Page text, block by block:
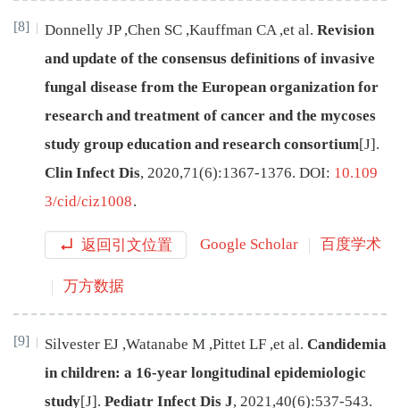
[8] Donnelly JP ,Chen SC ,Kauffman CA ,et al. Revision
and update of the consensus definitions of invasive
fungal disease from the European organization for
research and treatment of cancer and the mycoses
study group education and research consortium[J] .
Clin Infect Dis, 2020,71(6):1367-1376. DOI: 10.109
3/cid/ciz1008.
返回引文位置 Google Scholar 百度学术
万方数据
[9] Silvester EJ ,Watanabe M ,Pittet LF ,et al. Candidemia
in children: a 16-year longitudinal epidemiologic
study[J]. Pediatr Infect Dis J, 2021 ,40(6):537-543.